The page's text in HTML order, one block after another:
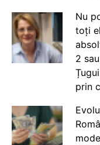
Nu
toți
2
prin